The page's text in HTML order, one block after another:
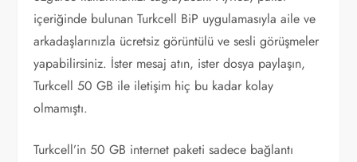
içeriğinde bulunan Turkcell BiP uygulamasıyla aile ve
arkadaşlarınızla ücretsiz görüntülü ve sesli görüşmeler
yapabilirsiniz. İster mesaj atın, ister dosya paylaşın,
Turkcell 50 GB ile iletişim hiç bu kadar kolay
olmamıştı.
Turkcell’in 50 GB internet paketi sadece bağlantı